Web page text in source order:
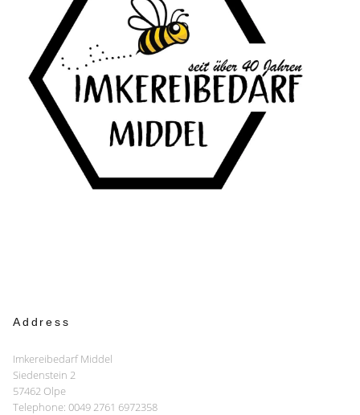
Address
Imkereibedarf Middel
Siedenstein 2
57462 Olpe
Telephone: 0049 2761 6972358